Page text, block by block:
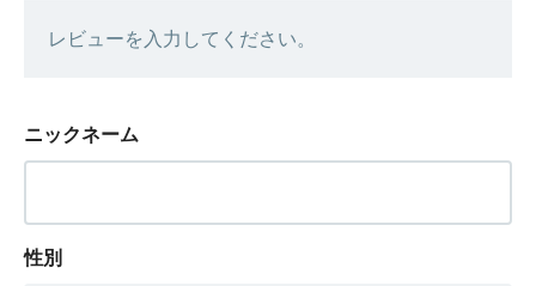
レビューを入力してください。
ニックネーム
性別